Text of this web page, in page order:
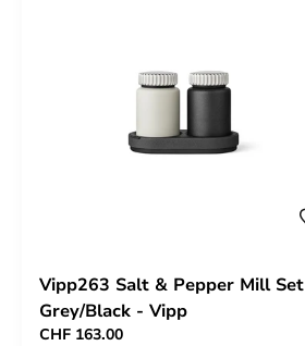
Vipp263 Salt & Pepper Mill Set
Grey/Black - Vipp
CHF 163.00